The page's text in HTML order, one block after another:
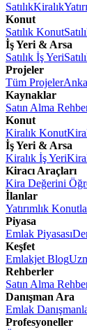
SatılıkKiralık
Konut
Satılık Konut
İş Yeri & Arsa
Satılık İş Yeri
Projeler
Tüm Projeler
Kaynaklar
Satın Alma
Konut
Kiralık Konut
İş Yeri & Arsa
Kiralık İş Yeri
Kiracı Araçları
Kira Değerini
İlanlar
Yatırımlık
Piyasa
Emlak Piyasası
Keşfet
Emlakjet Blog
Rehberler
Satın Alma
Danışman Ara
Emlak
Profesyoneller